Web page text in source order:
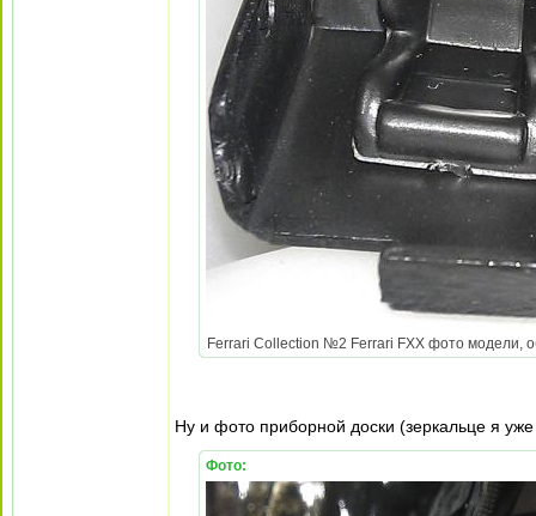
Ferrari Collection №2 Ferrari FXX фото модели,
Ну и фото приборной доски (зеркальце я уже
Фото: